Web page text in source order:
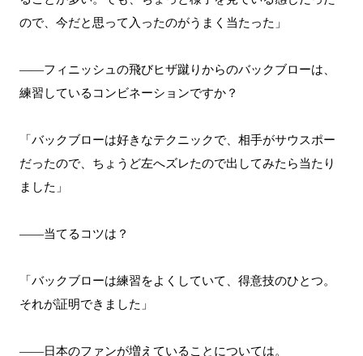
ので、今だと思って入ったのがうまく当たった」
――フィニッシュの飛びヒザ蹴りからのバックブローは、
練習しているコンビネーションですか？
「バックブローは好きなテクニックで、相手がサウスポー
だったので、ちょうど左へズレたので出してみたら当たり
ました」
――当てるコツは？
「バックブローは練習をよくしていて、得意技のひとつ。
それが証明できました」
――日本のファンが増えていることについては。